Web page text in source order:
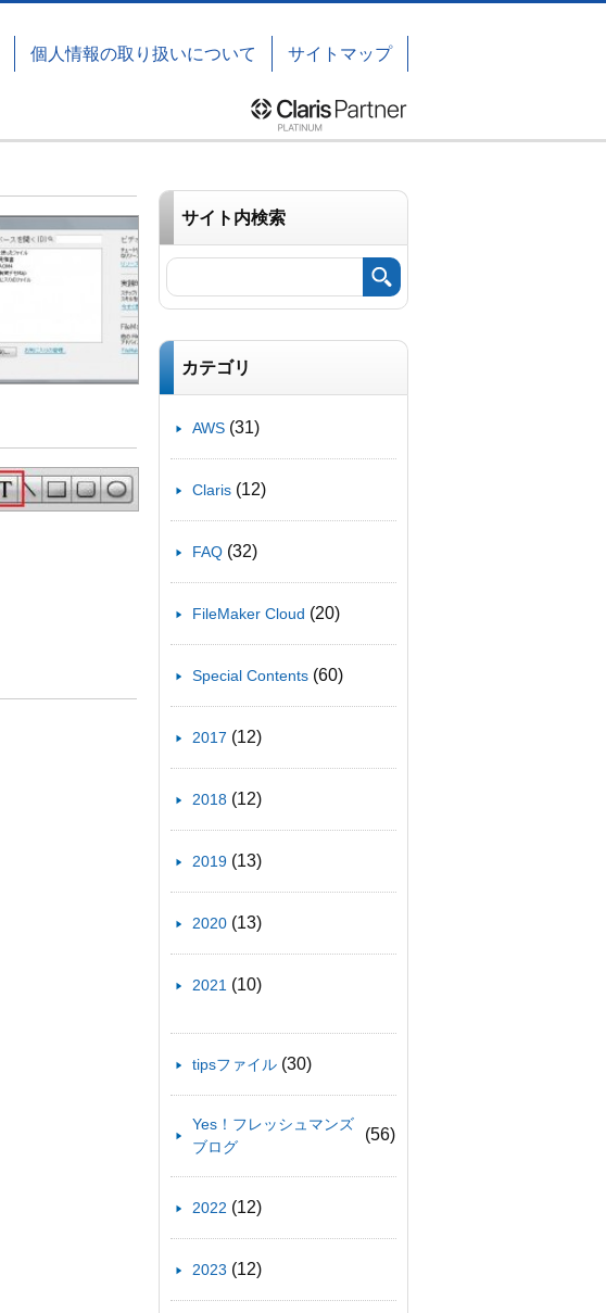
個人情報の取り扱いについて サイトマップ
サイト内検索
カテゴリ
AWS (31)
Claris (12)
FAQ (32)
FileMaker Cloud (20)
Special Contents (60)
2017 (12)
2018 (12)
2019 (13)
2020 (13)
2021 (10)
tipsファイル (30)
Yes！フレッシュマンズ
ブログ
(56)
2022 (12)
2023 (12)